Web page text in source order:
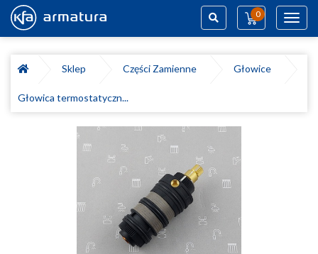
0
Sklep
Części Zamienne Głowice
Głowica termostatyczn...